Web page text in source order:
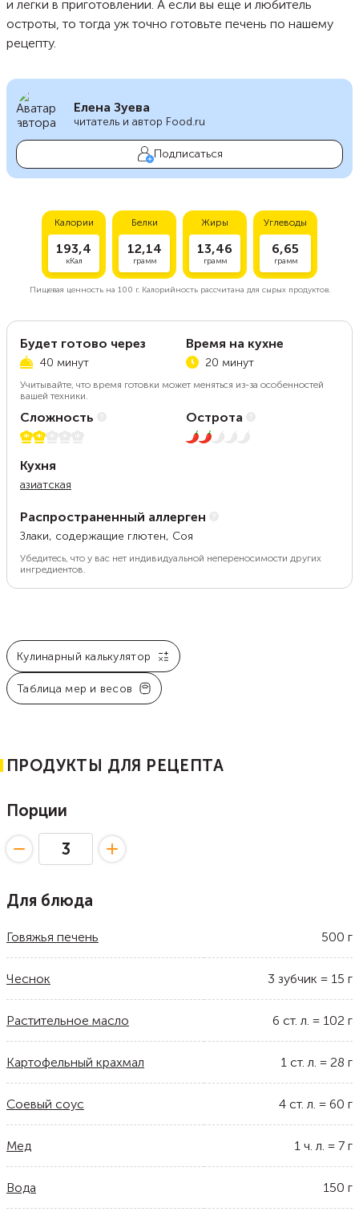
и легки в приготовлении. А если вы еще и любитель
остроты, то тогда уж точно готовьте печень по нашему
рецепту.
Елена Зуева
читатель и автор Food.ru
Подписаться
Калории
193,4
кКал
Белки
12,14
грамм
Жиры
13,46
грамм
Углеводы
6,65
грамм
Пищевая ценность на 100 г.Калорийность рассчитана для сырых продуктов.
Будет готово через
40 минут
Время на кухне
20 минут
Учитывайте, что время готовки может меняться из-за особенностей
вашей техники.
Сложность
2 из 5
Острота
2 из 5
Кухня
азиатская
Распространенный аллерген
Злаки, содержащие глютен, Соя
Убедитесь, что у вас нет индивидуальной непереносимости других
ингредиентов.
Кулинарный калькулятор
Таблица мер и весов
ПРОДУКТЫ ДЛЯ РЕЦЕПТА
Порции
Для блюда
Говяжья печень 500 г
Чеснок 3 зубчик = 15 г
Растительное масло 6 ст. л. = 102 г
Картофельный крахмал 1 ст. л. = 28 г
Соевый соус 4 ст. л. = 60 г
Мед 1 ч. л. = 7 г
Вода 150 г